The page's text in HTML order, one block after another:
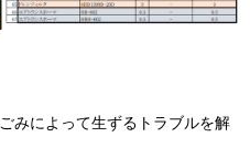
みによって生ずるトラブルを解